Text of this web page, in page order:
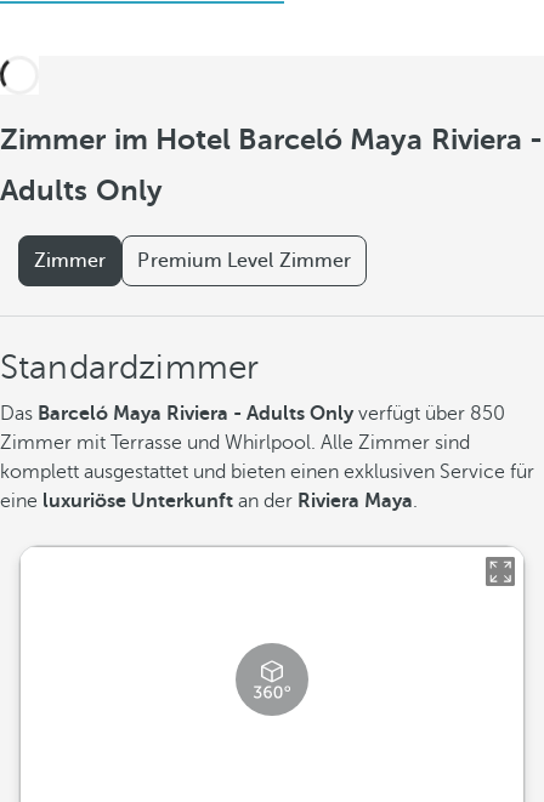
Zimmer im Hotel Barceló Maya Riviera -
Adults Only
Zimmer Premium Level Zimmer
Standardzimmer
Das Barceló Maya Riviera - Adults Only verfügt über 850
Zimmer mit Terrasse und Whirlpool. Alle Zimmer sind
komplett ausgestattet und bieten einen exklusiven Service für
eine luxuriöse Unterkunft an der Riviera Maya